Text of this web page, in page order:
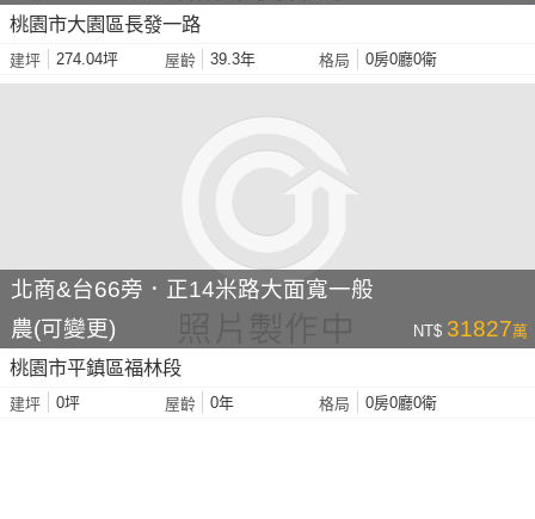
桃園市大園區長發一路
建坪 274.04坪 屋齡 39.3年 格局 0房0廳0衛
北商&台66旁．正14米路大面寬一般
農(可變更)
NT$ 31827萬
桃園市平鎮區福林段
建坪 0坪 屋齡 0年 格局 0房0廳0衛